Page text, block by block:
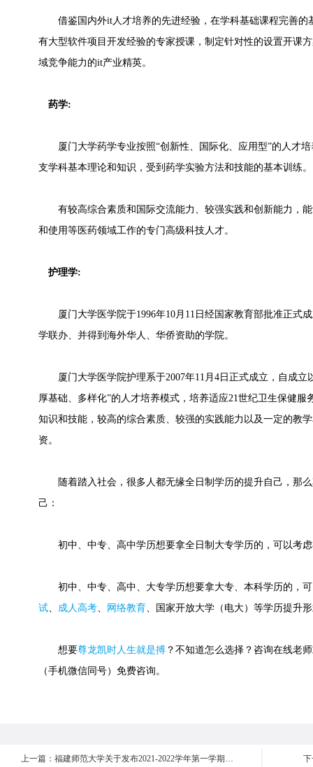
借鉴国内外it人才培养的先进经验，在学科基础课程完善的
有大型软件项目开发经验的专家授课，制定针对性的设置开课
域竞争能力的it产业精英。
药学:
厦门大学药学专业按照“创新性、国际化、应用型”的人才培
支学科基本理论和知识，受到药学实验方法和技能的基本训练。
有较高综合素质和国际交流能力、较强实践和创新能力，能
和使用等医药领域工作的专门高级科技人才。
护理学:
厦门大学医学院于1996年10月11日经国家教育部批准正式
学联办、并得到海外华人、华侨资助的学院。
厦门大学医学院护理系于2007年11月4日正式成立，自成立
厚基础、多样化”的人才培养模式，培养适应21世纪卫生保健
知识和技能，较高的综合素质、较强的实践能力以及一定的教
资。
随着踏入社会，很多人都无缘全日制学历的提升自己，那么
己：
初中、中专、高中学历想要拿全日制大专学历的，可以考虑
初中、中专、高中、大专学历想要拿大专、本科学历的，可
试、 成人高考、 网络教育、国家开放大学（电大）等学历提升
想要尊龙凯时人生就是搏 ？不知道怎么选择？咨询在线老
（手机微信同号）免费咨询。
上一篇：福建师范大学关于发布2021-2022学年第一学期网络教育与函授教育课程网上作业及在线考核截止时间的通知